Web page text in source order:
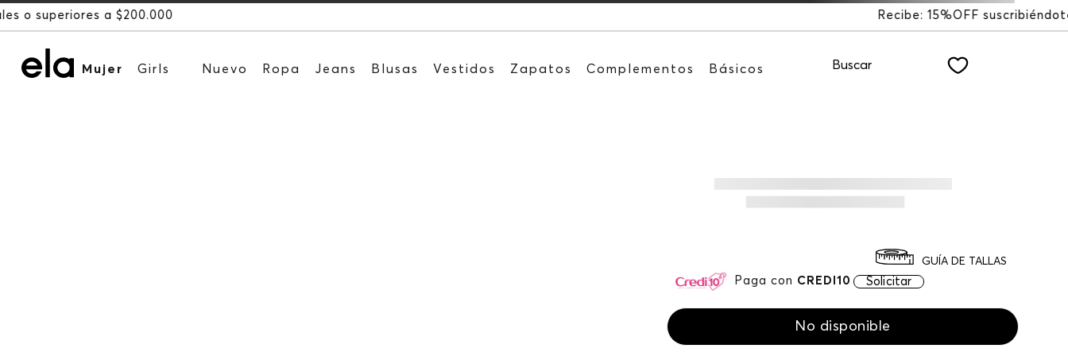
Recibe: 15%OFF suscribiéndote a nuestro NEWSLETTER
Mujer Girls Nuevo Ropa Jeans Blusas Vestidos Zapatos Complementos Básicos Buscar
Paga con CREDI10 Solicitar
GUÍA DE TALLAS
No disponible